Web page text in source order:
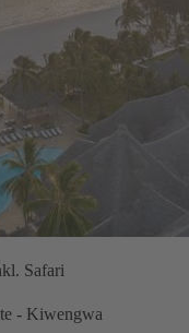
Safari
- Kiwengwa